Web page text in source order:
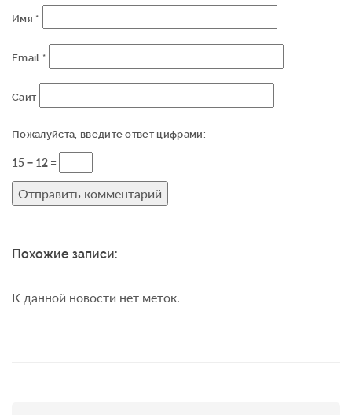
Имя *
Email *
Сайт
Пожалуйста, введите ответ цифрами:
15 − 12 =
Похожие записи:
К данной новости нет меток.